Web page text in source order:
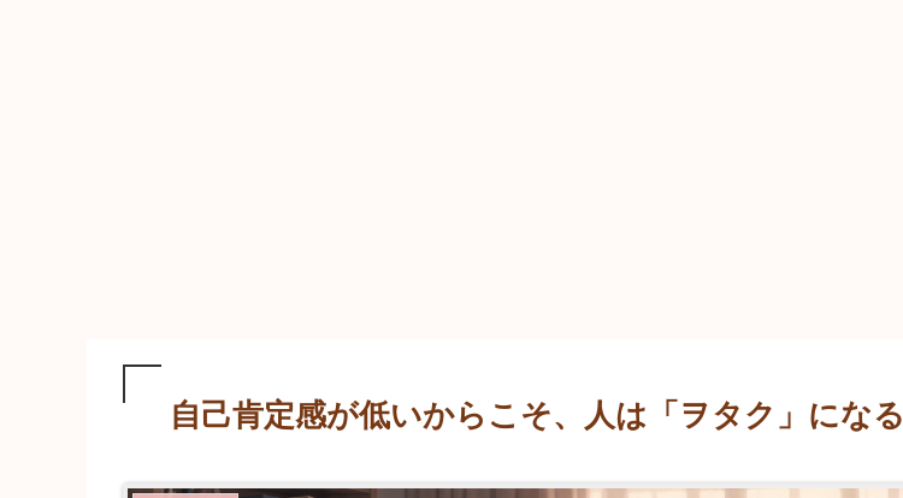
自己肯定感が低いからこそ、人は「ヲタク」になる